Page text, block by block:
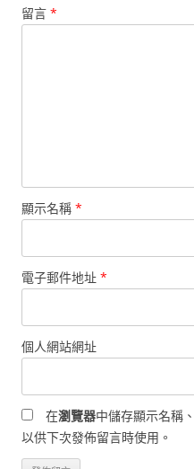
留言 *
顯示名稱 *
電子郵件地址 *
個人網站網址
在瀏覽器中儲存顯示名稱
以供下次發佈留言時使用。